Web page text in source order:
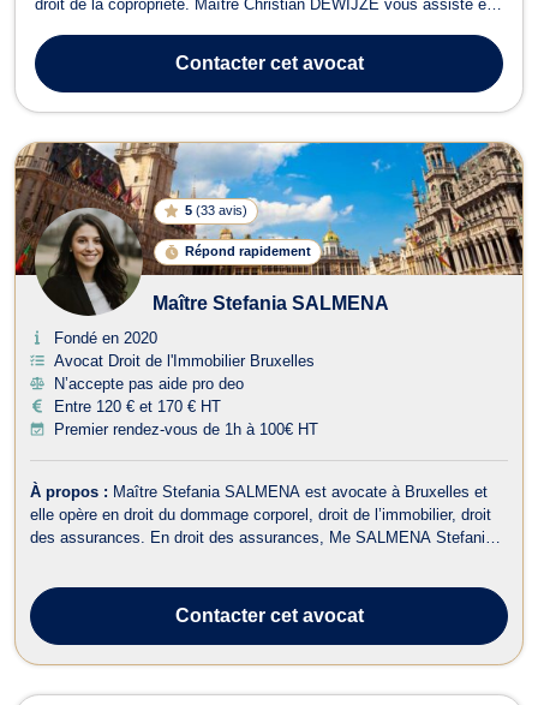
droit de la copropriété. Maître Christian DEWIJZE vous assiste et
employé. Il s’occupe de tous dossiers ou contentieux liés à la
rupture ...
Contactercet avocat
5 (33 avis)
Répond rapidement
Maître Stefania SALMENA
Fondé en 2020
Avocat Droit de l'Immobilier Bruxelles
N’accepte pas aide pro deo
Entre 120 € et 170 € HT
Premier rendez-vous de 1h à 100€ HT
À propos : Maître Stefania SALMENA est avocate à Bruxelles et
elle opère en droit du dommage corporel, droit de l’immobilier, droit
des assurances. En droit des assurances, Me SALMENA Stefania
Me SALMENA Stefan...Contactercet avocat